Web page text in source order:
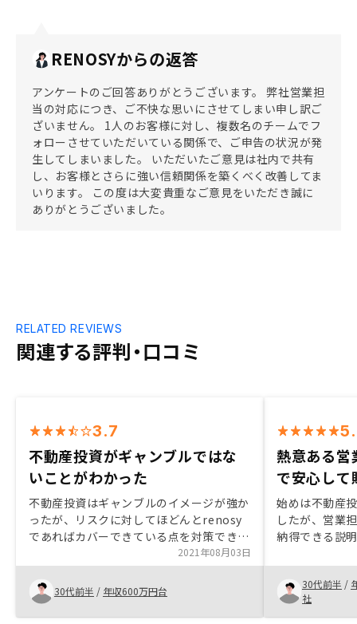
RENOSYからの返答
アンケートのご回答ありがとうございます。 弊社営業担
当の対応につき、ご不快な思いにさせてしまい申し訳ご
ざいません。 1人のお客様に対し、複数名のチームでフ
ォローさせていただいている関係で、ご申告の状況が発
生してしまいました。 いただいたご意見は社内で共有
し、お客様とさらに強い信頼関係を築くべく改善してま
いります。 この度は大変貴重なご意見をいただき誠に
ありがとうございました。
関連する評判・口コミ
RELATED REVIEWS
3.7
不動産投資がギャンブルではな
いことがわかった
不動産投資はギャンブルのイメージが強か
ったが、リスクに対してほどんとrenosy
であればカバーできている点を対策できる
ため購入に至った。長期的にみれば様々な
投資よりもリターンが大きいと思える。初
めての投資だったため、リスクに関する部
分をもっと時間を割いて説明して欲しい。
物件のハザードマップ、火災保険、地震保
2021年08月03日
30代前半 / 年収600万円台
熱意ある営
で安心して
始めは不動産
したが、営業
納得できる説
遠くないうち
うと考えてい
な手続きがア
ところに手が
30代前半 /
社